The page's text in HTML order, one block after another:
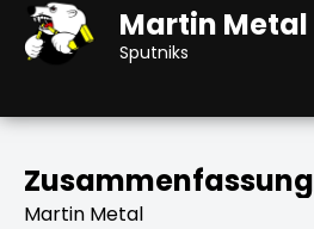
Martin Metal
Sputniks
Zusammenfassung
Martin Metal